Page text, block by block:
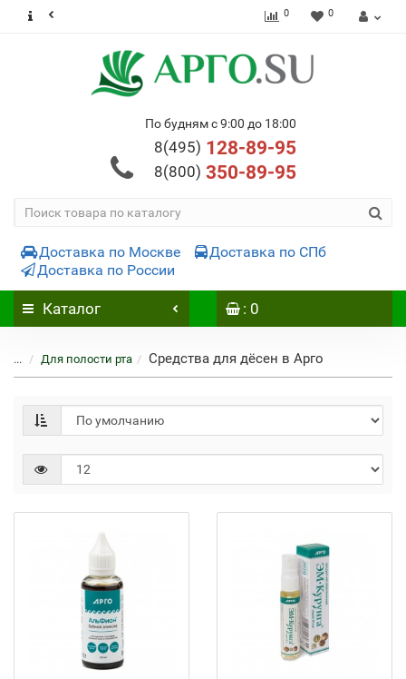
0 0
По будням с 9:00 до 18:00
8(495) 128-89-95
8(800) 350-89-95
Доставка по Москве
Доставка по СПб
Доставка по России
Каталог : 0
... Для полости рта Средства для дёсен в Арго